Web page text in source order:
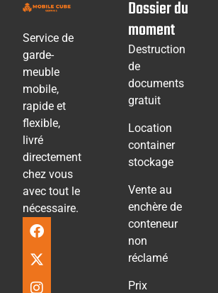
Service de
garde-
meuble
mobile,
rapide et
flexible,
livré
directement
chez vous
avec tout le
nécessaire.
Dossier du
moment
Destruction
de
documents
gratuit
Location
container
stockage
Vente au
enchère de
conteneur
non
réclamé
Prix